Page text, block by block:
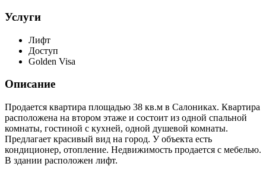
Услуги
Лифт
Доступ
Golden Visa
Описание
Продается квартира площадью 38 кв.м в Салониках. Квартира
расположена на втором этаже и состоит из одной спальной
комнаты, гостиной с кухней, одной душевой комнаты.
Предлагает красивый вид на город. У объекта есть
кондиционер, отопление. Недвижимость продается с мебелью.
В здании расположен лифт.